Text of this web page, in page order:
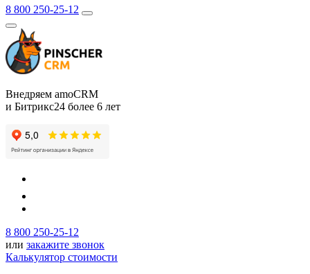
8 800 250-25-12
Внедряем amoCRM
и Битрикс24 более 6 лет
8 800 250-25-12
или закажите звонок
Калькулятор стоимости